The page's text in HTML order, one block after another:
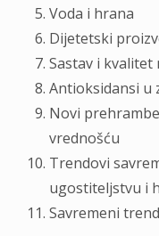
Voda i hrana
Dijetetski
Sastav i kvalitet
Antioksidansi u
Novi
vrednošću
Trendovi
ugostiteljstvu i
Savremeni